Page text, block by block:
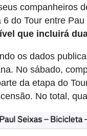
companheiros
6 do Tour entre
que incluirá
os dados
No sábado,
da etapa do
No total,